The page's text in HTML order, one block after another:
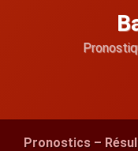
Pronostics –